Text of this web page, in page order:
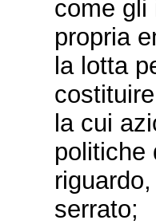
come gli
propria
la lotta
la cui
politiche
serrato;